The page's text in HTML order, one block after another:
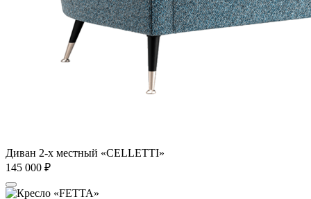
Диван 2-х местный «CELLETTI»
145 000 ₽